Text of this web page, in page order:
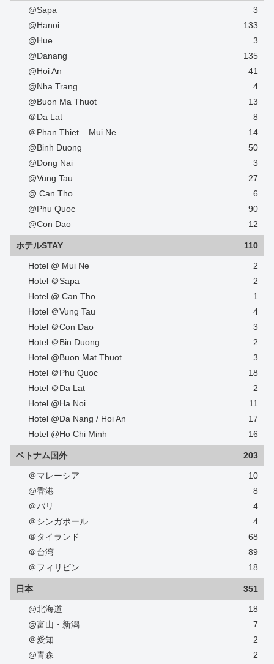
@Sapa
3
@Hanoi
133
@Hue
3
@Danang
135
@Hoi An
41
@Nha Trang
4
@Buon Ma Thuot
13
＠Da Lat
8
＠Phan Thiet – Mui Ne
14
@Binh Duong
50
@Dong Nai
3
@Vung Tau
27
@ Can Tho
6
@Phu Quoc
90
@Con Dao
12
ホテルSTAY 110
Hotel @ Mui Ne
2
Hotel ＠Sapa
2
Hotel @ Can Tho
1
Hotel ＠Vung Tau
4
Hotel ＠Con Dao
3
Hotel ＠Bin Duong
2
Hotel @Buon Mat Thuot
3
Hotel ＠Phu Quoc
18
Hotel ＠Da Lat
2
Hotel @Ha Noi
11
Hotel @Da Nang / Hoi An
17
Hotel @Ho Chi Minh
16
ベトナム国外 203
＠マレーシア
10
@香港
8
＠バリ
4
＠シンガポール
4
＠タイランド
68
＠台湾
89
＠フィリピン
18
日本 351
@北海道
18
@富山・新潟
7
＠愛知
2
@青森
2